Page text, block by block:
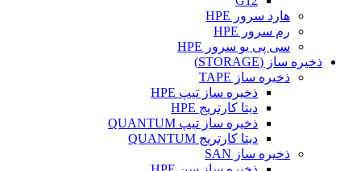
هارد سرور HPE
رم سرور HPE
سی پی یو سرور HPE
ذخیره ساز (STORAGE)
ذخیره ساز TAPE
ذخیره ساز تیپ HPE
دیتا کارتریج HPE
ذخیره ساز تیپ QUANTUM
دیتا کارتریج QUANTUM
ذخیره ساز SAN